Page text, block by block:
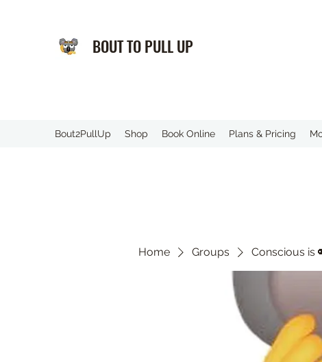
BOUT TO PULL UP
️Bout2PullUp Shop Book Online Plans & Pricing
Home Groups Conscious is